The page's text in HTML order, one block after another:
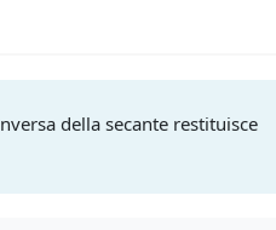
della secante restituisce